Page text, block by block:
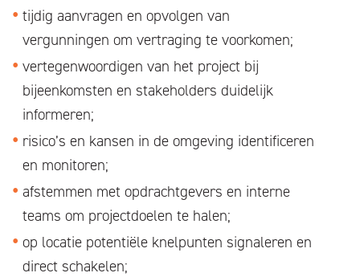
tijdig aanvragen en opvolgen van
vergunningen om vertraging te voorkomen;
vertegenwoordigen van het project bij
bijeenkomsten en stakeholders duidelijk
informeren;
risico’s en kansen in de omgeving identificeren
en monitoren;
afstemmen met opdrachtgevers en interne
teams om projectdoelen te halen;
op locatie potentiële knelpunten signaleren en
direct schakelen;